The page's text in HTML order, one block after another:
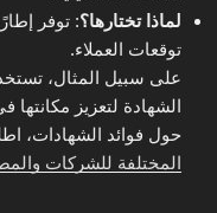
لماذا تختارها؟: توفر
توقعات العملاء.
على سبيل المثال،
الشهادة لتعزيز مكانتها
حول فوائد الشهادات،
المختلفة للشركات